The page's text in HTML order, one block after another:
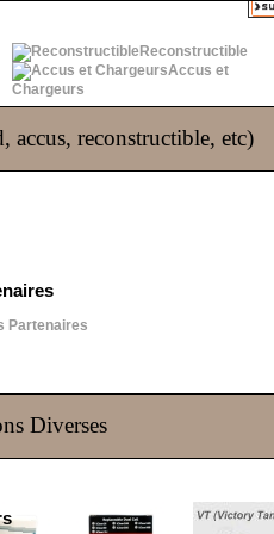
Reconstructible
Accus et
Chargeurs
reconstructible, etc)
Partenaires
Diverses
verticale de la résistance